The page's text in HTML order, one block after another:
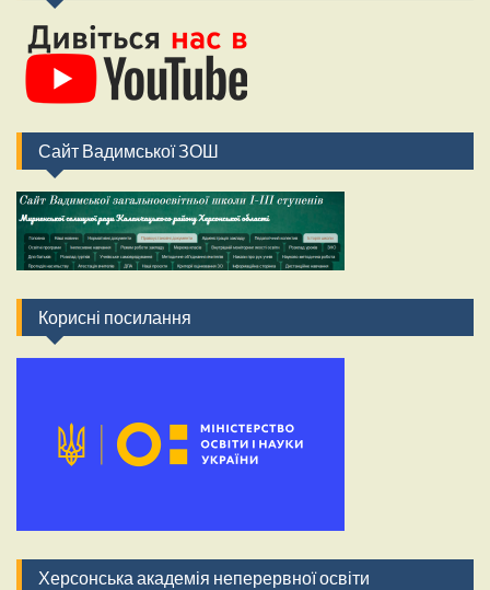
Сайт Вадимської ЗОШ
Корисні посилання
Херсонська академія неперервної освіти